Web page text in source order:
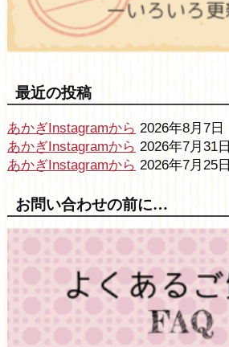
最近の投稿
あかぎInstagramから 2026年8月7日
あかぎInstagramから 2026年7月31日
あかぎInstagramから 2026年7月25日
お問い合わせの前に…